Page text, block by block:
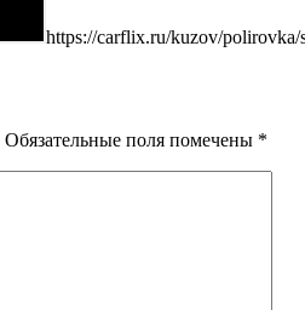
https://carflix.ru/kuzov/
Обязательные поля помечены *